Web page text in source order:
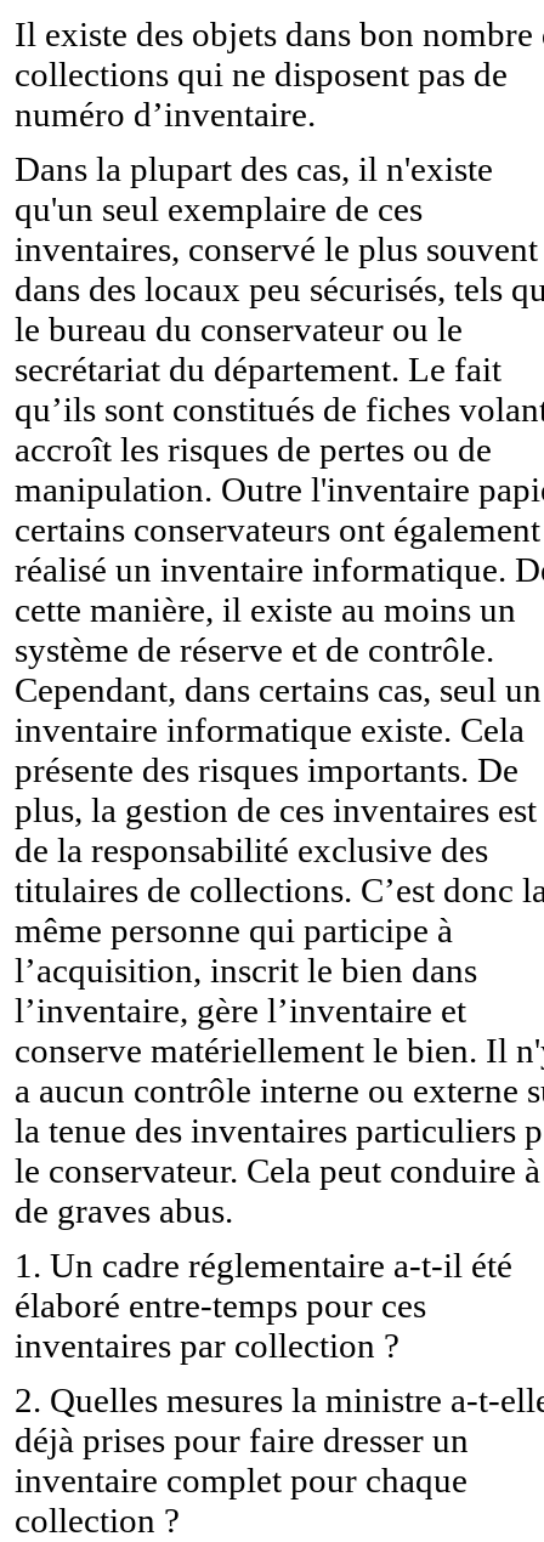
Il existe des objets dans bon nombre
collections qui ne disposent pas de
numéro d’inventaire.
Dans la plupart des cas, il n'existe
qu'un seul exemplaire de ces
inventaires, conservé le plus souvent
dans des locaux peu sécurisés, tels
le bureau du conservateur ou le
secrétariat du département. Le fait
qu’ils sont constitués de fiches
accroît les risques de pertes ou de
manipulation. Outre l'inventaire
certains conservateurs ont également
réalisé un inventaire informatique.
cette manière, il existe au moins un
système de réserve et de contrôle.
Cependant, dans certains cas, seul un
inventaire informatique existe. Cela
présente des risques importants. De
plus, la gestion de ces inventaires est
de la responsabilité exclusive des
titulaires de collections. C’est donc
même personne qui participe à
l’acquisition, inscrit le bien dans
l’inventaire, gère l’inventaire et
conserve matériellement le bien. Il
a aucun contrôle interne ou externe
la tenue des inventaires particuliers
le conservateur. Cela peut conduire à
de graves abus.
1. Un cadre réglementaire a-t-il été
élaboré entre-temps pour ces
inventaires par collection ?
2. Quelles mesures la ministre a-t-
déjà prises pour faire dresser un
inventaire complet pour chaque
collection ?